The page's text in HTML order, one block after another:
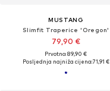
MUSTANG
Slimfit Traperice 'Oregon'
79,90 €
Prvotno: 89,90 €
Posljednja najniža cijena:71,91 €